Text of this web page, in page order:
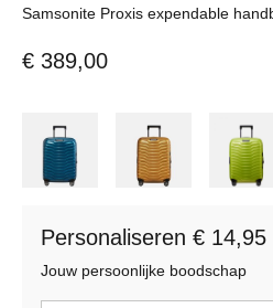
Samsonite Proxis expendable
€ 389,00
Personaliseren € 14,95
Jouw persoonlijke boodschap